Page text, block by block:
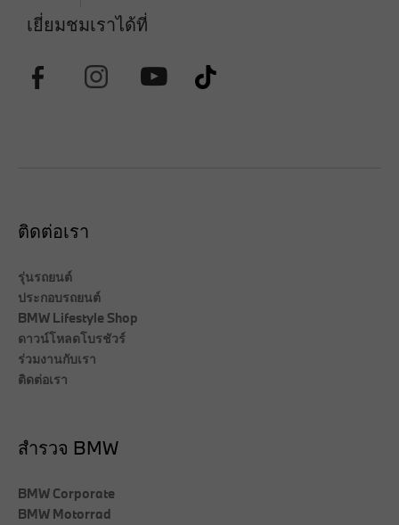
เยี่ยมชมเราได้ที่
ติดต่อเรา
รุ่นรถยนต์
ประกอบรถยนต์
BMW Lifestyle Shop
ดาวน์โหลดโบรชัวร์
ร่วมงานกับเรา
ติดต่อเรา
สำรวจ BMW
BMW Corporate
BMW Motorrad